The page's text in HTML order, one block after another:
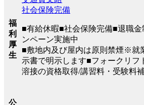
福
利
厚
生
社会保険完備
■有給休暇■社会保険完備■退職
ンペーン実施中
■敷地内及び屋内は原則禁煙※就
示書で明示します■フォークリフ
溶接の資格取得/講習料・受験料
公